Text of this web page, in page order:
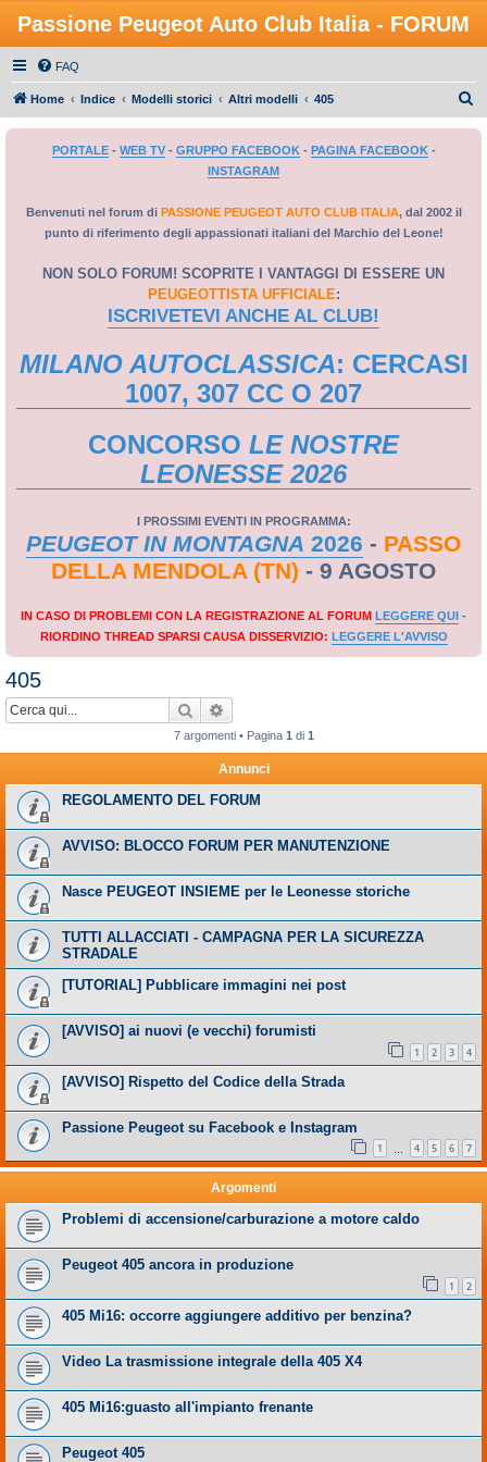
Passione Peugeot Auto Club Italia - FORUM
FAQ
Home Indice Modelli storici Altri modelli 405
PORTALE- WEB TV- GRUPPO FACEBOOK- PAGINA FACEBOOK-
INSTAGRAM
Benvenuti nel forum di PASSIONE PEUGEOT AUTO CLUB ITALIA, dal 2002 il
punto di riferimento degli appassionati italiani del Marchio del Leone!
NON SOLO FORUM! SCOPRITE I VANTAGGI DI ESSERE UN
PEUGEOTTISTA UFFICIALE:
ISCRIVETEVI ANCHE AL CLUB!
MILANO AUTOCLASSICA: CERCASI
1007, 307 CC O 207
CONCORSO LE NOSTRE
LEONESSE 2026
I PROSSIMI EVENTI IN PROGRAMMA:
PEUGEOT IN MONTAGNA 2026 - PASSO
DELLA MENDOLA (TN) - 9 AGOSTO
IN CASO DI PROBLEMI CON LA REGISTRAZIONE AL FORUM LEGGERE QUI -
RIORDINO THREAD SPARSI CAUSA DISSERVIZIO: LEGGERE L'AVVISO
405
Cerca
7 argomenti • Pagina 1 di 1
Annunci
REGOLAMENTO DEL FORUM
AVVISO: BLOCCO FORUM PER MANUTENZIONE
Nasce PEUGEOT INSIEME per le Leonesse storiche
TUTTI ALLACCIATI - CAMPAGNA PER LA SICUREZZA
STRADALE
[TUTORIAL] Pubblicare immagini nei post
[AVVISO] ai nuovi (e vecchi) forumisti
1 2 3 4
[AVVISO] Rispetto del Codice della Strada
Passione Peugeot su Facebook e Instagram
1 4 5 6 7
Argomenti
Problemi di accensione/carburazione a motore caldo
Peugeot 405 ancora in produzione
1 2
405 Mi16: occorre aggiungere additivo per benzina?
Video La trasmissione integrale della 405 X4
405 Mi16:guasto all'impianto frenante
Peugeot 405